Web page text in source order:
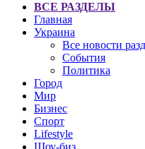
ВСЕ РАЗДЕЛЫ
Главная
Украина
Все новости
События
Политика
Город
Мир
Бизнес
Спорт
Lifestyle
Шоу-биз